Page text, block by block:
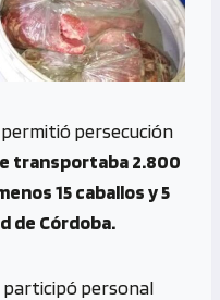
persecución
transportaba 2.800
15 caballos y 5
de Córdoba.
participó personal